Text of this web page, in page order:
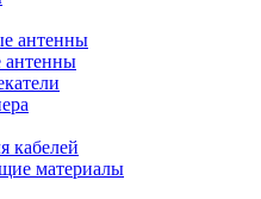
антенны
антенны
кабелей
материалы